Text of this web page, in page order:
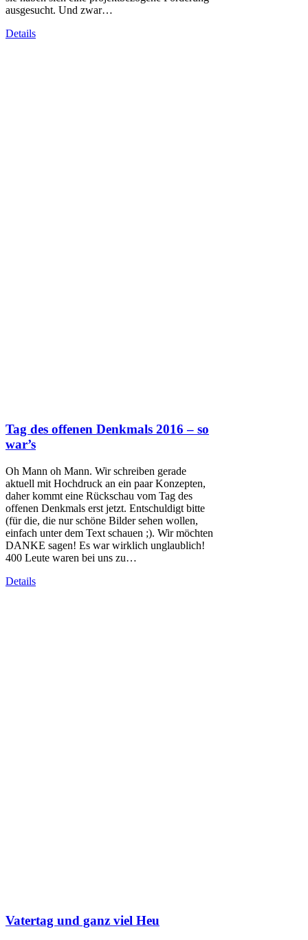
ausgesucht. Und zwar…
Details
Tag des offenen Denkmals 2016 – so
war’s
Oh Mann oh Mann. Wir schreiben gerade
aktuell mit Hochdruck an ein paar Konzepten,
daher kommt eine Rückschau vom Tag des
offenen Denkmals erst jetzt. Entschuldigt bitte
(für die, die nur schöne Bilder sehen wollen,
einfach unter dem Text schauen ;). Wir möchten
DANKE sagen! Es war wirklich unglaublich!
400 Leute waren bei uns zu…
Details
Vatertag und ganz viel Heu